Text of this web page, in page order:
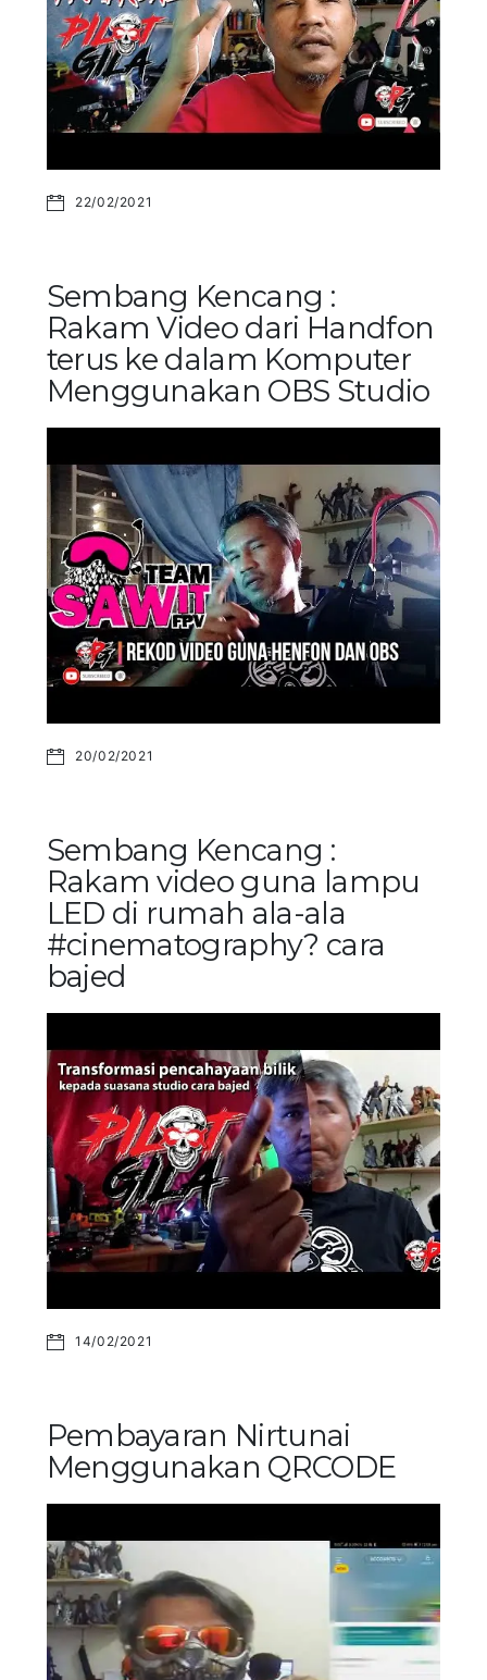
22/02/2021
Sembang Kencang :
Rakam Video dari Handfon
terus ke dalam Komputer
Menggunakan OBS Studio
20/02/2021
Sembang Kencang :
Rakam video guna lampu
LED di rumah ala-ala
#cinematography? cara
bajed
14/02/2021
Pembayaran Nirtunai
Menggunakan QRCODE